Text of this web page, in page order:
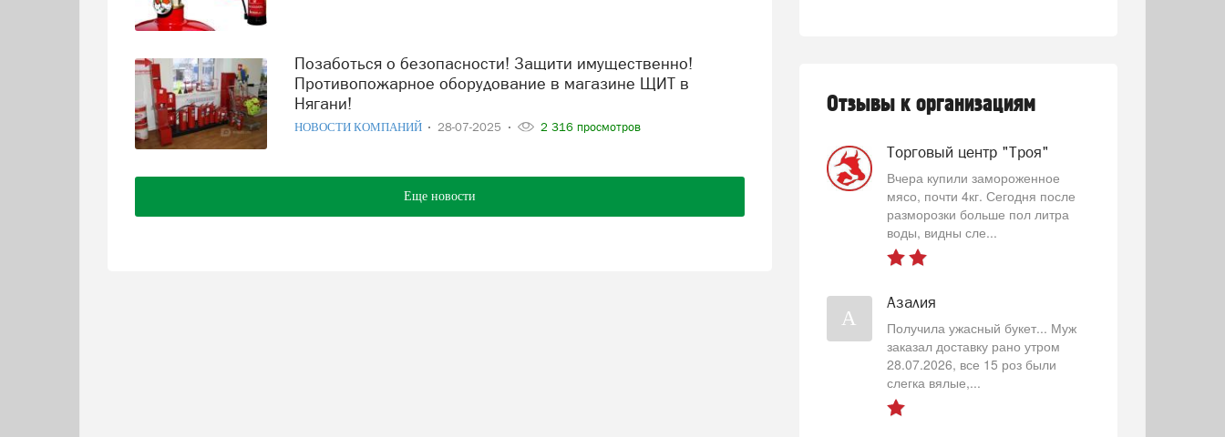
Позаботься о безопасности! Защити имущественно!
Противопожарное оборудование в магазине ЩИТ в
Нягани!
НОВОСТИ КОМПАНИЙ 28-07-2025 2 316 просмотров
Еще новости
Отзывы к организациям
Торговый центр "Троя"
Вчера купили замороженное
мясо, почти 4кг. Сегодня после
разморозки больше пол литра
воды, видны сле...
А
Азалия
Получила ужасный букет... Муж
заказал доставку рано утром
28.07.2026, все 15 роз были
слегка вялые,...